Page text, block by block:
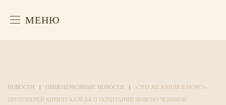
МЕНЮ
НОВОСТИ ОБЩЕЦЕРКОВНЫЕ НОВОСТИ
«ЭТО ЖЕ КАПЛЯ В МОРЕ!»
ПРОТОИЕРЕЙ КИРИЛЛ КАЛЕДА О ПОЧИТАНИИ НОВОМУЧЕНИКОВ